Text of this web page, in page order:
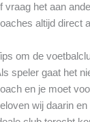
vraag het aan
altijd direct
om de
speler gaat het
en je moet
wij daarin